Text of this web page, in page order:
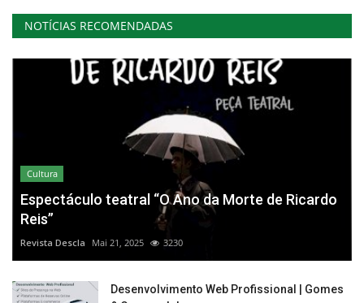
NOTÍCIAS RECOMENDADAS
Cultura
Espectáculo teatral “O Ano da Morte de Ricardo
Reis”
Revista Descla Mai 21, 2025 3230
Desenvolvimento Web Profissional | Gomes